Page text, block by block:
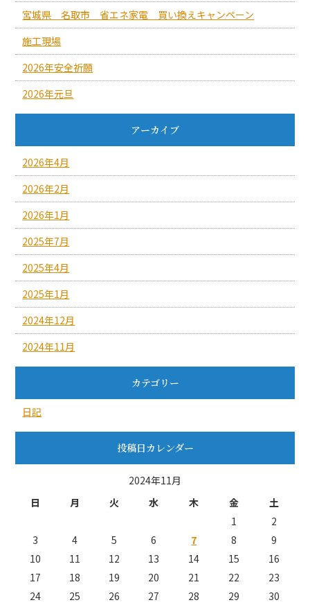
宮城県 名取市 省エネ家電 買い換えキャンペーン
施工現場
2026年安全祈願
2026年元旦
アーカイブ
2026年4月
2026年2月
2026年1月
2025年7月
2025年4月
2025年1月
2024年12月
2024年11月
カテゴリー
日記
投稿日カレンダー
2024年11月
日
月 火 水 木 金
土
1
2
3
4 5 6 7 8
9
10
11 12 13 14 15
16
17
18 19 20 21 22
23
24
25 26 27 28 29 30